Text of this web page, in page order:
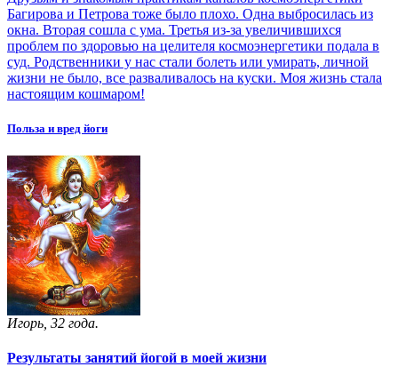
Багирова и Петрова тоже было плохо. Одна выбросилась из
окна. Вторая сошла с ума. Третья из-за увеличившихся
проблем по здоровью на целителя космоэнергетики подала в
суд. Родственники у нас стали болеть или умирать, личной
жизни не было, все разваливалось на куски. Моя жизнь стала
настоящим кошмаром!
Польза и вред йоги
Игорь, 32 года.
Результаты занятий йогой в моей жизни